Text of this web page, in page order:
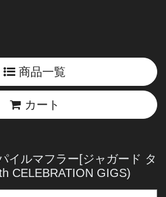
商品一覧
カート
イルマフラー[ジャガード タ
CELEBRATION GIGS)